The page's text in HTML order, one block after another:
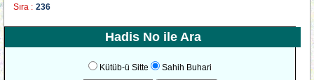
Sıra : 236
Hadis No ile Ara
Kütüb-ü Sitte Sahih Buhari